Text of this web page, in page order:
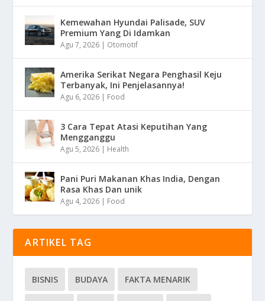
Kemewahan Hyundai Palisade, SUV
Premium Yang Di Idamkan
Agu 7, 2026 | Otomotif
Amerika Serikat Negara Penghasil Keju
Terbanyak, Ini Penjelasannya!
Agu 6, 2026 | Food
3 Cara Tepat Atasi Keputihan Yang
Mengganggu
Agu 5, 2026 | Health
Pani Puri Makanan Khas India, Dengan
Rasa Khas Dan unik
Agu 4, 2026 | Food
ARTIKEL TAG
BISNIS BUDAYA FAKTA MENARIK